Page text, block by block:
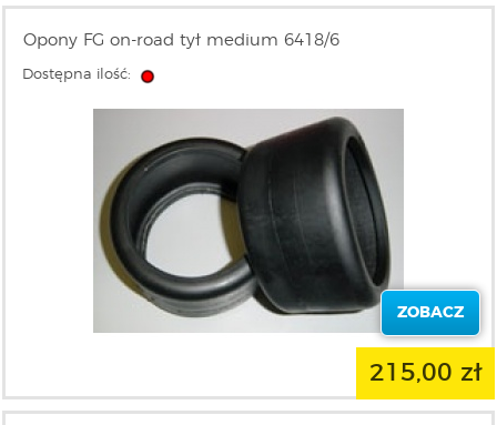
Opony FG on-road tył medium 6418/6
Dostępna ilość:
ZOBACZ
215,00 zł